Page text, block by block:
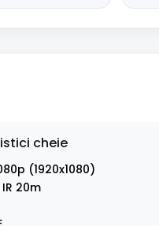
cheie
(1920x1080)
IR 20m